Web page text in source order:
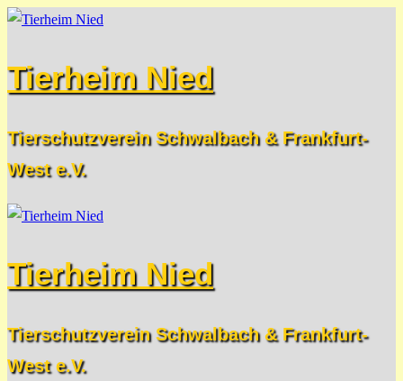
Zum
springen
Menü
Schließen
Tierheim Nied
Tierschutzverein Schwalbach & Frankfurt-
West e.V.
Tierheim Nied
Tierschutzverein Schwalbach & Frankfurt-
West e.V.